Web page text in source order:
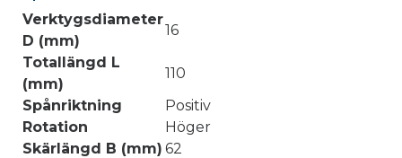
Verktygsdiameter
D (mm)
16
Totallängd L
(mm)
110
Spånriktning
Positiv
Rotation
Höger
Skärlängd B (mm) 62